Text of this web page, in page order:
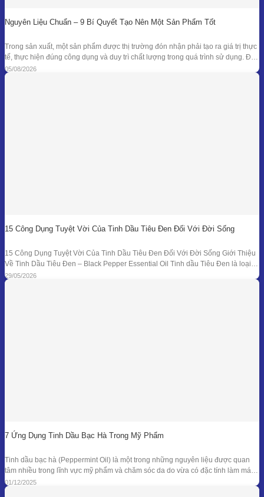
Nguyên Liệu Chuẩn – 9 Bí Quyết Tạo Nên Một Sản Phẩm Tốt
Trong sản xuất, một sản phẩm được thị trường đón nhận phải tạo ra giá trị thực
tế, thực hiện đúng công dụng và duy trì chất lượng trong quá trình sử dụng. Để
đạt được kết quả đó, doanh nghiệp cần kiểm soát đồng bộ từ mục tiêu nghiên
cứu, nguyên liệu, công thức
05/08/2026
15 Công Dụng Tuyệt Vời Của Tinh Dầu Tiêu Đen Đối Với Đời Sống
15 Công Dụng Tuyệt Vời Của Tinh Dầu Tiêu Đen Đối Với Đời Sống Giới Thiệu
Về Tinh Dầu Tiêu Đen – Black Pepper Essential Oil Tinh dầu Tiêu Đen là loại
tinh dầu thiên nhiên được chiết xuất từ quả của cây Tiêu Đen (Piper nigrum)
bằng phương pháp chưng cất hơi nước. Đây là
29/05/2026
7 Ứng Dụng Tinh Dầu Bạc Hà Trong Mỹ Phẩm
Tinh dầu bạc hà (Peppermint Oil) là một trong những nguyên liệu được quan
tâm nhiều trong lĩnh vực mỹ phẩm và chăm sóc da do vừa có đặc tính làm mát
đặc trưng, vừa sở hữu phổ kháng khuẩn và khử mùi tự nhiên đã được ghi nhận
trong nhiều nghiên cứu. Giá trị
01/12/2025